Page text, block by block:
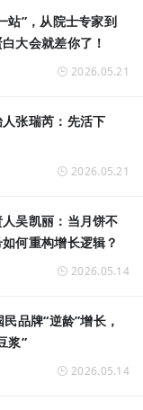
站”，从院士专家到
大会就差你了！
2026.05.21
张瑞芮：先活下
2026.05.21
吴凯丽：当月饼不
何重构增长逻辑？
2026.05.14
品牌“逆龄”增长，
浆”
2026.05.14